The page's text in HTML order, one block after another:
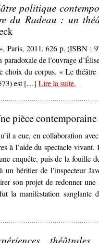
politique
du Radeau : un
Paris, 2011, 626 p. (ISBN :
de l’ouvrage
choix du corpus. « Le
est […] Lire la suite– ‘
.
pièce
a eue, en collaboration
à l’aide du spectacle
enquête, puis de la fouille
un héritier de l’inspecteur
son projet de redonner
la manifestation sanglante
» – Une pièce
théâtrales